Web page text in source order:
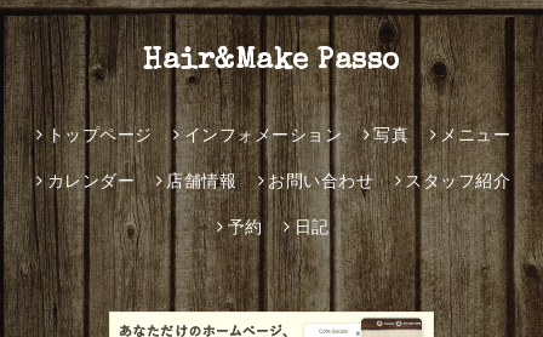
Hair&Make Passo
トップページ インフォメーション 写真 メニュー
カレンダー 店舗情報 お問い合わせ スタッフ紹介
予約 日記